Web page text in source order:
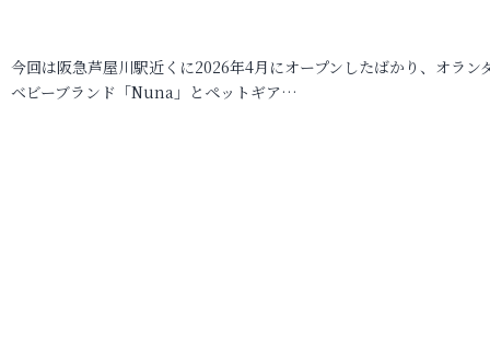
今回は阪急芦屋川駅近くに2026年4月にオープンしたばかり、オラン
ベビーブランド「Nuna」とペットギア…